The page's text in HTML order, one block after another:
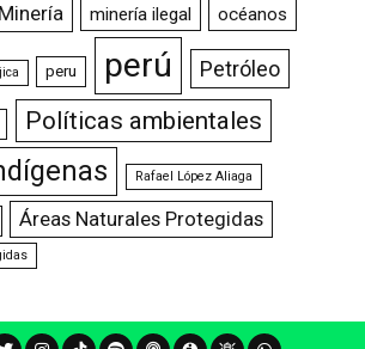
Minería minería ilegal océanos
peru perú Petróleo
Políticas ambientales
Rafael López Aliaga
Áreas Naturales Protegidas